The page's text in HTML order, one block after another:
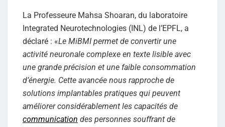
La Professeure Mahsa Shoaran, du laboratoire
Integrated Neurotechnologies (INL) de l’EPFL, a
déclaré : «Le MiBMI permet de convertir une
activité neuronale complexe en texte lisible avec
une grande précision et une faible consommation
d’énergie. Cette avancée nous rapproche de
solutions implantables pratiques qui peuvent
améliorer considérablement les capacités de
communication des personnes souffrant de